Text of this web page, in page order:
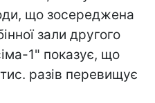
що зосереджена
зали другого
1" показує, що
разів перевищує